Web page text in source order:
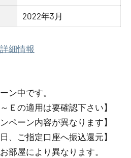
2022年3月
細情報
ン中です。
Ｅの適用は要確認下さい】
ペーン内容が異なります】
、ご指定口座へ振込還元】
部屋により異なります。